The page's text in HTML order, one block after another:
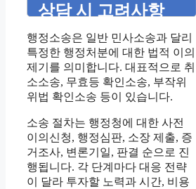
상담 시 고려사항
행정소송은 일반 민사소송과 달리
특정한 행정처분에 대한 법적 이의
제기를 의미합니다. 대표적으로 취
소소송, 무효등 확인소송, 부작위
위법 확인소송 등이 있습니다.
소송 절차는 행정청에 대한 사전
이의신청, 행정심판, 소장 제출, 증
거조사, 변론기일, 판결 순으로 진
행됩니다. 각 단계마다 대응 전략
이 달라 투자할 노력과 시간, 비용